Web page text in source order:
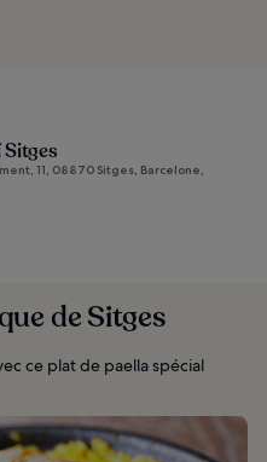
Sitges
11, 08870 Sitges, Barcelone,
de Sitges
ce plat de paella spécial